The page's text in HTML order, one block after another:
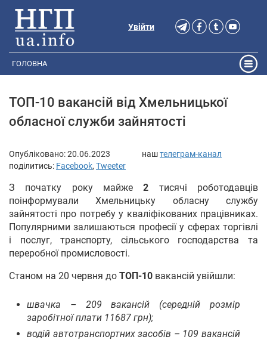
Увійти
ГОЛОВНА
ТОП-10 вакансій від Хмельницької
обласної служби зайнятості
Опубліковано:20.06.2023 наштелеграм-канал
поділитись: Facebook, Tweeter
З початку року майже2 тисячі роботодавців
поінформували Хмельницьку обласну службу
зайнятості про потребу у кваліфікованих працівниках.
Популярними залишаються професії у сферах торгівлі
і послуг, транспорту, сільського господарства та
переробної промисловості.
Станом на 20 червня до ТОП-10 вакансій увійшли:
швачка – 209 вакансій (середній розмір
заробітної плати 11687 грн);
водій автотранспортних засобів – 109 вакансій